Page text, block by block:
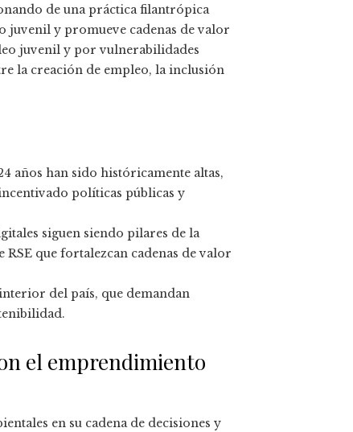
de una práctica filantrópica
juvenil y promueve cadenas de valor
juvenil y por vulnerabilidades
la creación de empleo, la inclusión
años han sido históricamente altas,
políticas públicas y
siguen siendo pilares de la
que fortalezcan cadenas de valor
del país, que demandan
el emprendimiento
en su cadena de decisiones y